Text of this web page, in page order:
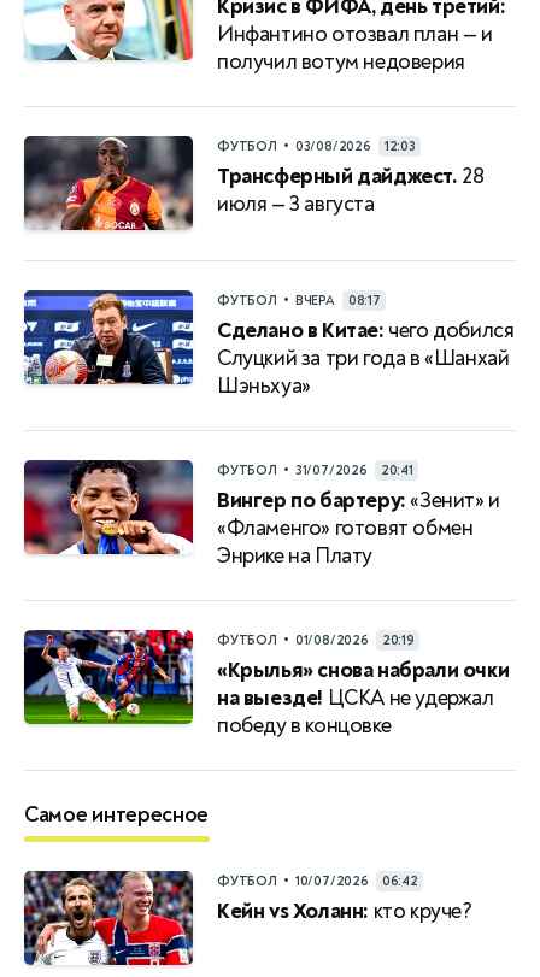
Кризис в ФИФА, день третий:
Инфантино отозвал план — и
получил вотум недоверия
ФУТБОЛ • 03/08/2026 12:03
Трансферный дайджест. 28
июля — 3 августа
ФУТБОЛ • ВЧЕРА 08:17
Сделано в Китае: чего добился
Слуцкий за три года в «Шанхай
Шэньхуа»
ФУТБОЛ • 31/07/2026 20:41
Вингер по бартеру:«Зенит» и
«Фламенго» готовят обмен
Энрике на Плату
ФУТБОЛ • 01/08/2026 20:19
«Крылья» снова набрали очки
на выезде! ЦСКА не удержал
победу в концовке
Самое интересное
ФУТБОЛ • 10/07/2026 06:42
Кейн vs Холанн: кто круче?